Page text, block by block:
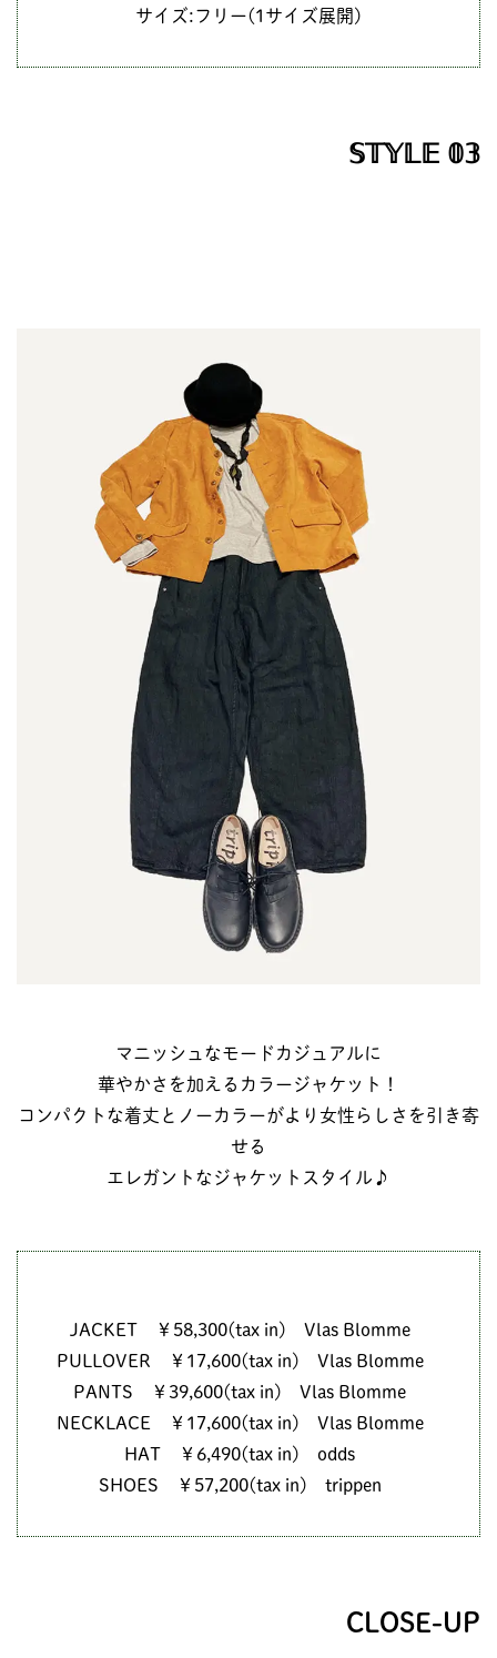
サイズ:フリー(1サイズ展開)
𝕊𝕋𝕐𝕃𝔼 𝟘𝟛
マニッシュなモードカジュアルに
華やかさを加えるカラージャケット！
コンパクトな着丈とノーカラーがより女性らしさを引き寄
せる
エレガントなジャケットスタイル♪
JACKET ￥58,300(tax in) Vlas Blomme
PULLOVER ￥17,600(tax in) Vlas Blomme
PANTS ￥39,600(tax in) Vlas Blomme
NECKLACE ￥17,600(tax in) Vlas Blomme
HAT ￥6,490(tax in) odds
SHOES ￥57,200(tax in) trippen
CLOSE-UP